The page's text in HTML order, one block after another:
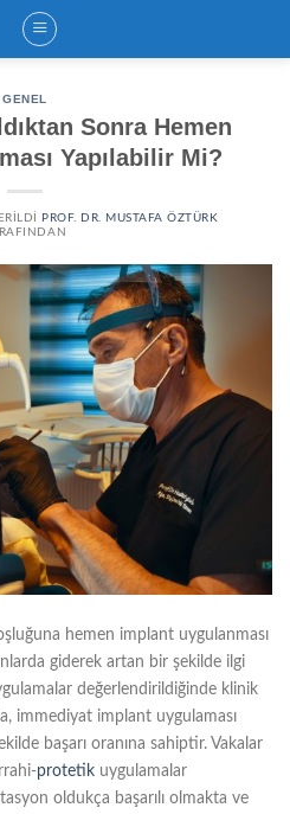
GENEL
Sonra Hemen
Yapılabilir Mi?
PROF. DR. MUSTAFA ÖZTÜRK
hemen implant uygulanması
giderek artan bir şekilde ilgi
değerlendirildiğinde klinik
immediyat implant uygulaması
başarı oranına sahiptir. Vakalar
protetik uygulamalar
oldukça başarılı olmakta ve